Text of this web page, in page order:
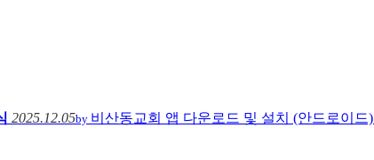
2025.12.05by 비산동교회 앱 다운로드 및 설치 (안드로이드)